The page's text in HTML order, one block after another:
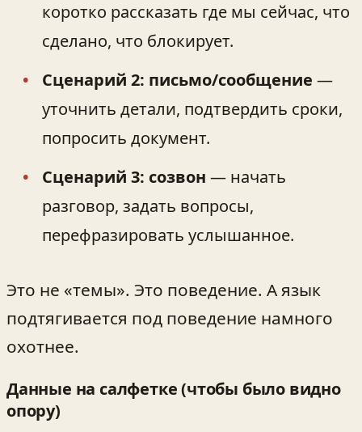
коротко рассказать где мы сейчас, что
сделано, что блокирует.
Сценарий 2: письмо/сообщение —
уточнить детали, подтвердить сроки,
попросить документ.
Сценарий 3: созвон — начать
разговор, задать вопросы,
перефразировать услышанное.
Это не «темы». Это поведение. А язык
подтягивается под поведение намного
охотнее.
Данные на салфетке (чтобы было видно
опору)